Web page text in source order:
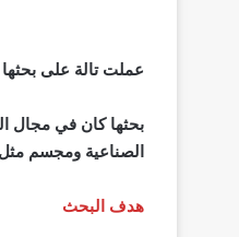
عملت تالة على
بحثها كان في مجال
الصناعية ومجسم
هدف البحث